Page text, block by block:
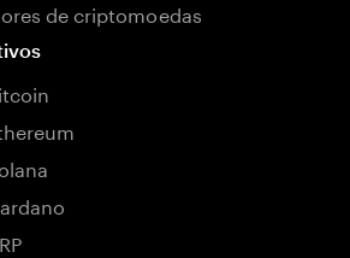
de criptomoedas